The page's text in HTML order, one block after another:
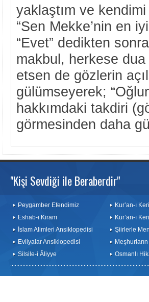
yaklaştım ve kendimi
“Sen Mekke’nin en
“Evet” dedikten
makbul, herkese
etsen de gözlerin
gülümseyerek;
hakkımdaki takdiri
görmesinden daha
"Kişi Sevdiği ile Beraberdir"
Peygamber Efendimiz
Eshab-ı Kiram
İslam Alimleri Ansiklopedisi
Evliyalar Ansiklopedisi
Silsile-i Âliyye
Kur’an-ı
Kur’an-ı
Şiirlerle
Osmanlı